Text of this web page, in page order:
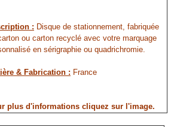
: Disque de stationnement, fabriquée
ou carton recyclé avec votre marquage
en sérigraphie ou quadrichromie.
& Fabrication : France
plus d'informations cliquez sur l'image.